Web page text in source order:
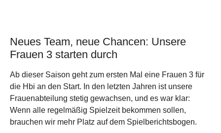
Neues Team, neue Chancen: Unsere
Frauen 3 starten durch
Ab dieser Saison geht zum ersten Mal eine Frauen 3 für
die Hbi an den Start. In den letzten Jahren ist unsere
Frauenabteilung stetig gewachsen, und es war klar:
Wenn alle regelmäßig Spielzeit bekommen sollen,
brauchen wir mehr Platz auf dem Spielberichtsbogen.